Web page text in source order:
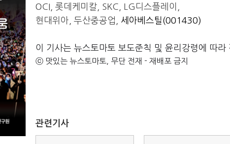
OCI, 롯데케미칼, SKC, LG디스플레이,
현대위아, 두산중공업, 세아베스틸(001430)
이 기사는 뉴스토마토 보도준칙 및 윤리강령에 따라
ⓒ 맛있는 뉴스토마토, 무단 전재 - 재배포 금지
관련기사